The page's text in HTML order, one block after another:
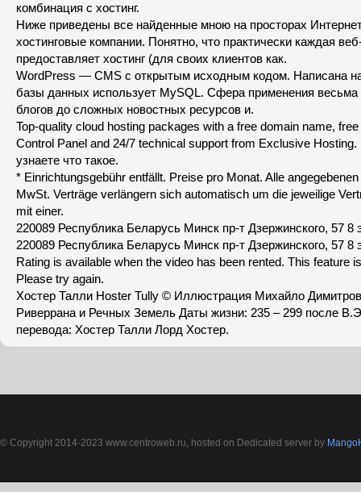
комбинация с хостинг.
Ниже приведены все найденные мною на просторах
хостинговые компании. Понятно, что практически каждая
предоставляет хостинг (для своих клиентов как.
WordPress — CMS с открытым исходным кодом. Написана
базы данных использует MySQL. Сфера применения весьма
блогов до сложных новостных ресурсов и.
Top-quality cloud hosting packages with a free domain name,
Control Panel and 24/7 technical support from Exclusive
узнаете что такое.
* Einrichtungsgebühr entfällt. Preise pro Monat. Alle
MwSt. Verträge verlängern sich automatisch um die jeweilige
mit einer.
220089 Республика Беларусь Минск пр-т Дзержинского, 57 8
220089 Республика Беларусь Минск пр-т Дзержинского, 57 8
Rating is available when the video has been rented. This feature
Please try again.
Хостер Талли Hoster Tully © Иллюстрация Михайло
Риверрана и Речных Земель Даты жизни: 235 – 299 после
перевода: Хостер Талли Лорд Хостер.
© Copyright 2014-2023 www.centroweb.ru, hosted on Dedicated server by